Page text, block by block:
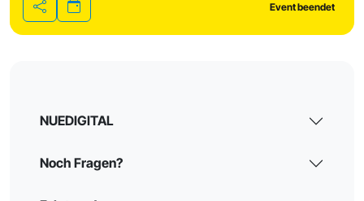
Teilen
Event beendet
NUEDIGITAL
Noch Fragen?